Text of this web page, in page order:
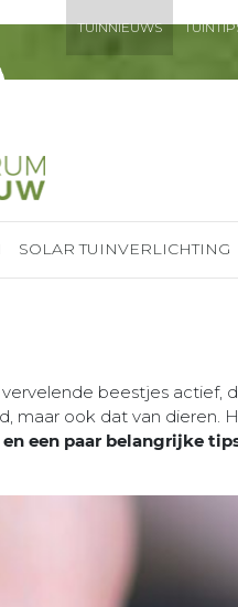
TUINNIEUWS
SOLAR TUINVERLICHTING
beestjes actief,
maar ook dat van dieren.
een paar belangrijke